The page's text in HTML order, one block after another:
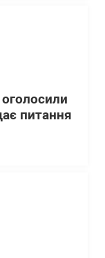
питання